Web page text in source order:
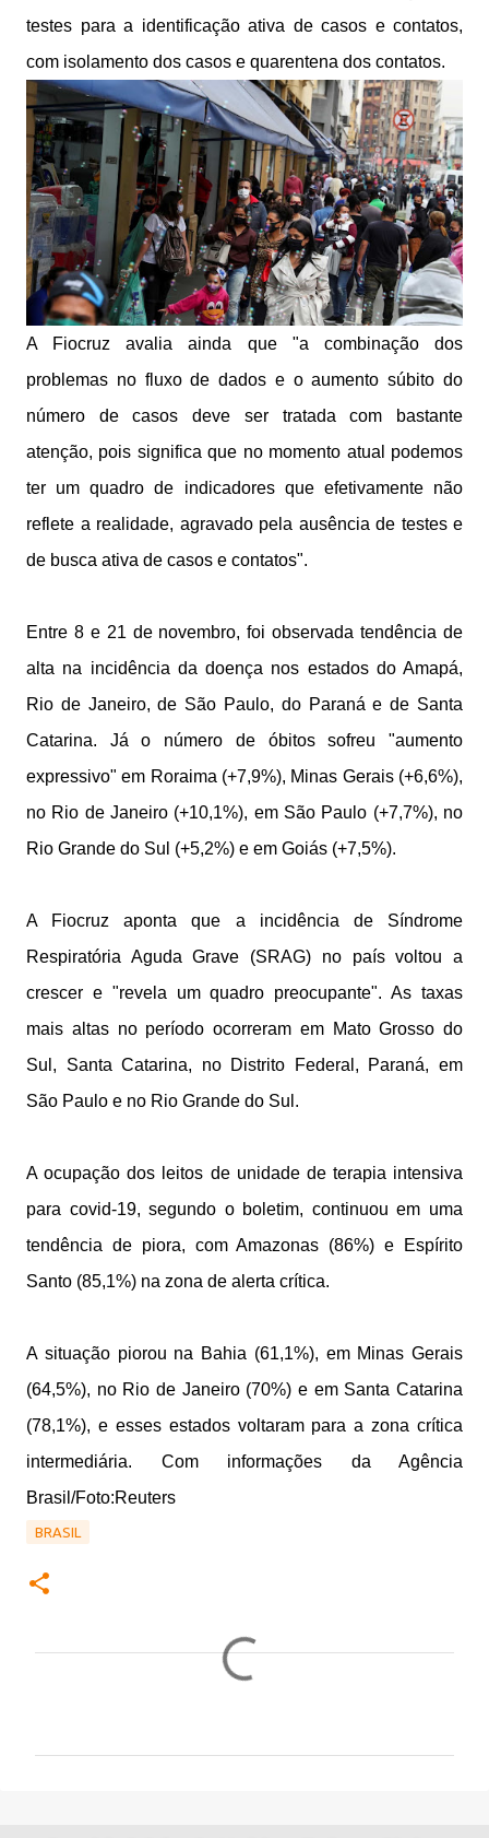
testes para a identificação ativa de casos e contatos,
com isolamento dos casos e quarentena dos contatos.
A Fiocruz avalia ainda que "a combinação dos
problemas no fluxo de dados e o aumento súbito do
número de casos deve ser tratada com bastante
atenção, pois significa que no momento atual podemos
ter um quadro de indicadores que efetivamente não
reflete a realidade, agravado pela ausência de testes e
de busca ativa de casos e contatos".
Entre 8 e 21 de novembro, foi observada tendência de
alta na incidência da doença nos estados do Amapá,
Rio de Janeiro, de São Paulo, do Paraná e de Santa
Catarina. Já o número de óbitos sofreu "aumento
expressivo" em Roraima (+7,9%), Minas Gerais (+6,6%),
no Rio de Janeiro (+10,1%), em São Paulo (+7,7%), no
Rio Grande do Sul (+5,2%) e em Goiás (+7,5%).
A Fiocruz aponta que a incidência de Síndrome
Respiratória Aguda Grave (SRAG) no país voltou a
crescer e "revela um quadro preocupante". As taxas
mais altas no período ocorreram em Mato Grosso do
Sul, Santa Catarina, no Distrito Federal, Paraná, em
São Paulo e no Rio Grande do Sul.
A ocupação dos leitos de unidade de terapia intensiva
para covid-19, segundo o boletim, continuou em uma
tendência de piora, com Amazonas (86%) e Espírito
Santo (85,1%) na zona de alerta crítica.
A situação piorou na Bahia (61,1%), em Minas Gerais
(64,5%), no Rio de Janeiro (70%) e em Santa Catarina
(78,1%), e esses estados voltaram para a zona crítica
intermediária. Com informações da Agência
Brasil/Foto:Reuters
BRASIL